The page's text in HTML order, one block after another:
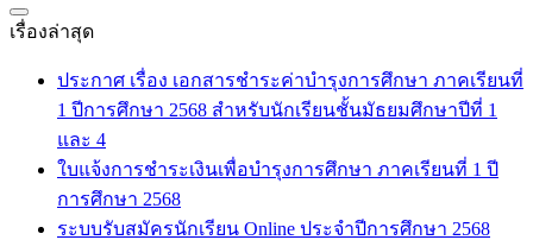
เรื่องล่าสุด
ประกาศ เรื่อง เอกสารชำระค่าบำรุงการศึกษา ภาคเรียนที่
1 ปีการศึกษา 2568 สำหรับนักเรียนชั้นมัธยมศึกษาปีที่ 1
และ 4
ใบแจ้งการชำระเงินเพื่อบำรุงการศึกษา ภาคเรียนที่ 1 ปี
การศึกษา 2568
ระบบรับสมัครนักเรียน Online ประจำปีการศึกษา 2568